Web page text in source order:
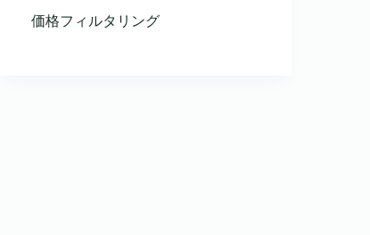
価格フィルタリング